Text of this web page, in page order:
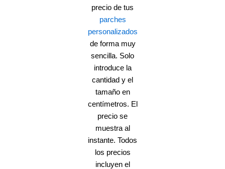
precio de tus
parches
personalizados
de forma muy
sencilla. Solo
introduce la
cantidad y el
tamaño en
centímetros. El
precio se
muestra al
instante. Todos
los precios
incluyen el